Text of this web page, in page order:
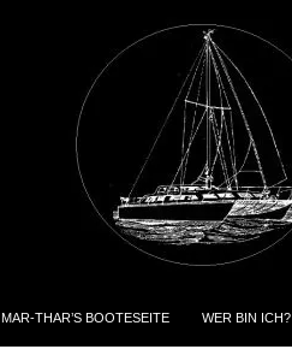
MAR-THAR’S BOOTESEITE WER BIN ICH?